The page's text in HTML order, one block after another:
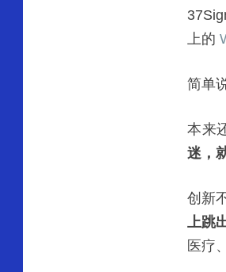
上的
简单
本来
迷，
创新
上跳
医疗